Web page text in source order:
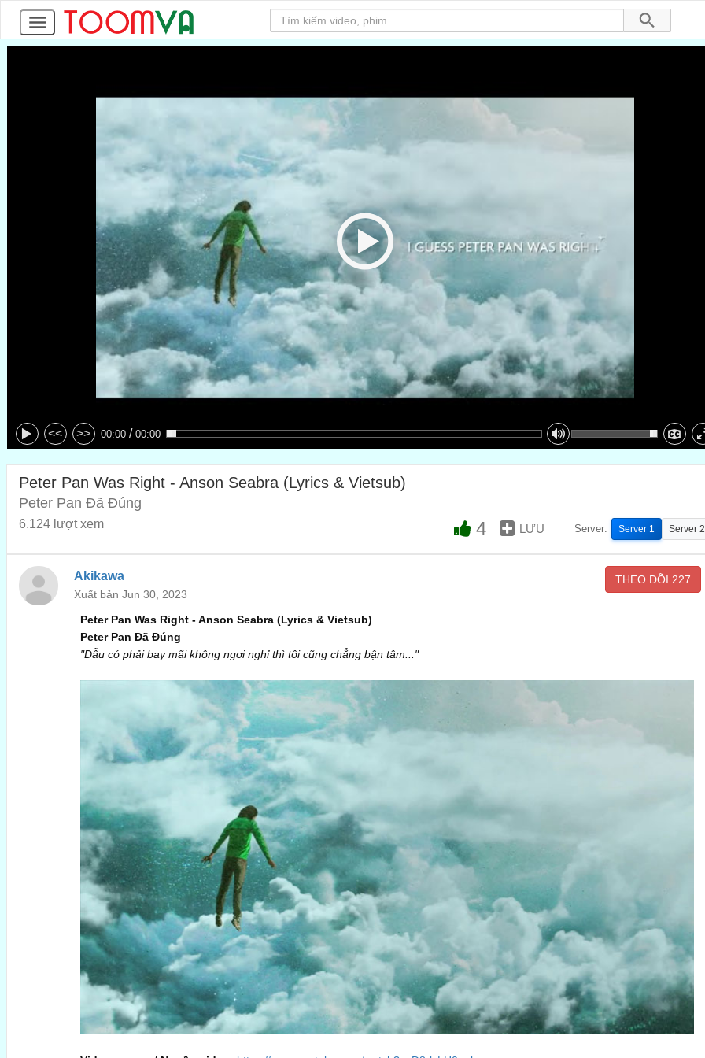
<< >> 00:00 / 00:00
Peter Pan Was Right - Anson Seabra (Lyrics & Vietsub)
Peter Pan Đã Đúng
6.124 lượt xem 4 LƯU Server: Server 1 Server 2
Akikawa
Xuất bản Jun 30, 2023
THEO DÕI 227
Peter Pan Was Right - Anson Seabra (Lyrics & Vietsub)
Peter Pan Đã Đúng
"Dẫu có phải bay mãi không ngơi nghỉ thì tôi cũng chẳng bận tâm ..."